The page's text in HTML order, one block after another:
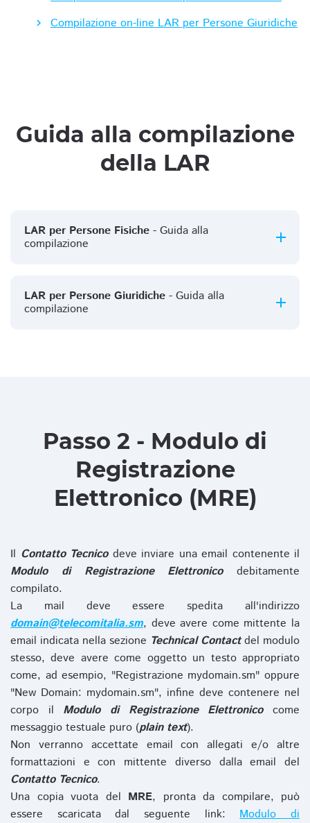
Compilazione on-line LAR per Persone Giuridiche
Guida alla compilazione
della LAR
LAR per Persone Fisiche - Guida alla
compilazione
LAR per Persone Giuridiche - Guida alla
compilazione
Passo 2 - Modulo di
Registrazione
Elettronico (MRE)
Il Contatto Tecnicodeve inviare una email contenente il
Modulo di Registrazione Elettronicodebitamente
compilato.
La mail deve essere spedita all'indirizzo
domain@telecomitalia.sm, deve avere come mittente la
email indicata nella sezione Technical Contactdel modulo
stesso, deve avere come oggetto un testo appropriato
come, ad esempio, "Registrazione mydomain.sm" oppure
"New Domain: mydomain.sm", infine deve contenere nel
corpo il Modulo di Registrazione Elettronicocome
messaggio testuale puro (plain text).
Non verranno accettate email con allegati e/o altre
formattazioni e con mittente diverso dalla email del
Contatto Tecnico.
Una copia vuota del MRE, pronta da compilare, può
essere scaricata dal seguente link:Modulo di